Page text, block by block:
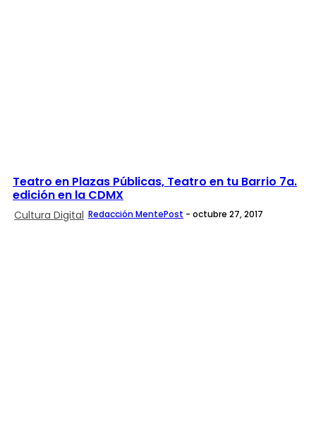
Teatro en Plazas Públicas, Teatro en tu Barrio 7a.
edición en la CDMX
Cultura Digital Redacción MentePost - octubre 27, 2017